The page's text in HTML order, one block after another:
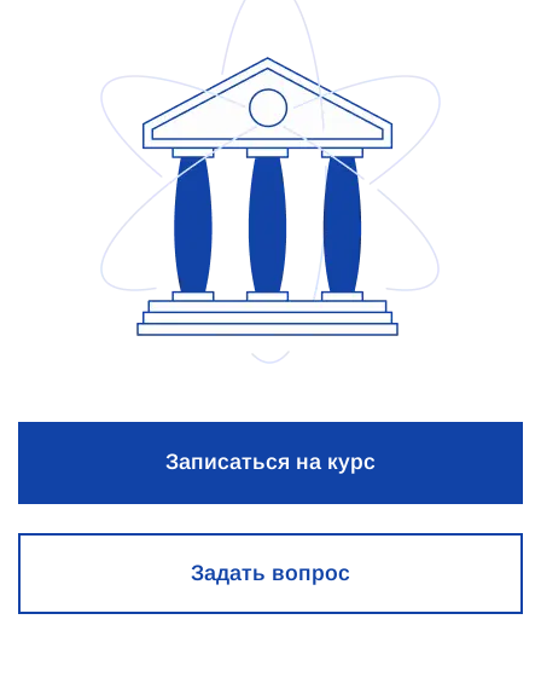
Записаться на курс
Задать вопрос